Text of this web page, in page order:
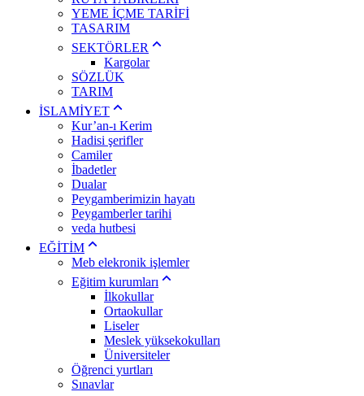
YEME İÇME TARİFİ
TASARIM
SEKTÖRLER
Kargolar
SÖZLÜK
TARIM
İSLAMİYET
Kur’an-ı Kerim
Hadisi şerifler
Camiler
İbadetler
Dualar
Peygamberimizin hayatı
Peygamberler tarihi
veda hutbesi
EĞİTİM
Meb elekronik işlemler
Eğitim kurumları
İlkokullar
Ortaokullar
Liseler
Meslek yüksekokulları
Üniversiteler
Öğrenci yurtları
Sınavlar